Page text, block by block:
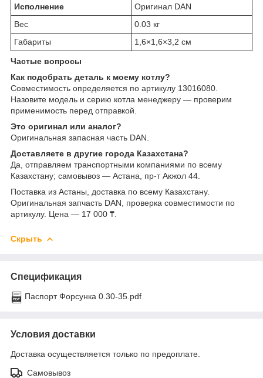
Исполнение
Оригинал DAN
Вес
0.03 кг
Габариты
1,6×1,6×3,2 см
Частые вопросы
Как подобрать деталь к моему котлу?
Совместимость определяется по артикулу 13016080.
Назовите модель и серию котла менеджеру — проверим
применимость перед отправкой.
Это оригинал или аналог?
Оригинальная запасная часть DAN.
Доставляете в другие города Казахстана?
Да, отправляем транспортными компаниями по всему
Казахстану; самовывоз — Астана, пр-т Акжол 44.
Поставка из Астаны, доставка по всему Казахстану.
Оригинальная запчасть DAN, проверка совместимости по
артикулу. Цена — 17 000 ₸.
Скрыть
Спецификация
Паспорт Форсунка 0.30-35.pdf
Условия доставки
Доставка осуществляется только по предоплате.
Самовывоз